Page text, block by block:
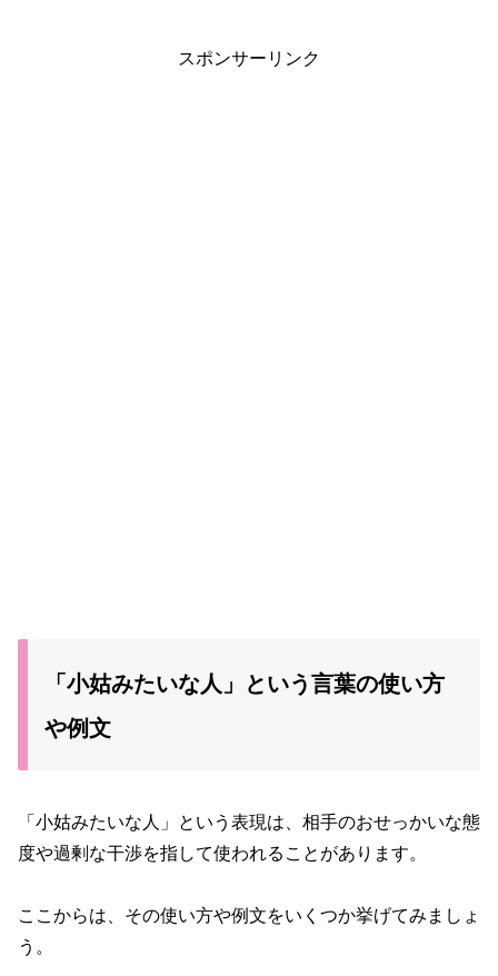
スポンサーリンク
「小姑みたいな人」という言葉の使い方
や例文
「小姑みたいな人」という表現は、相手のおせっかいな態
度や過剰な干渉を指して使われることがあります。
ここからは、その使い方や例文をいくつか挙げてみましょ
う。